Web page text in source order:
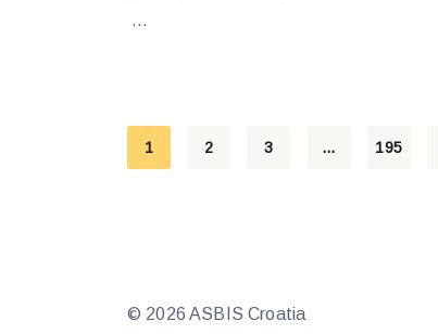
...
Posts
1 2 3 … 195
© 2026 ASBIS Croatia